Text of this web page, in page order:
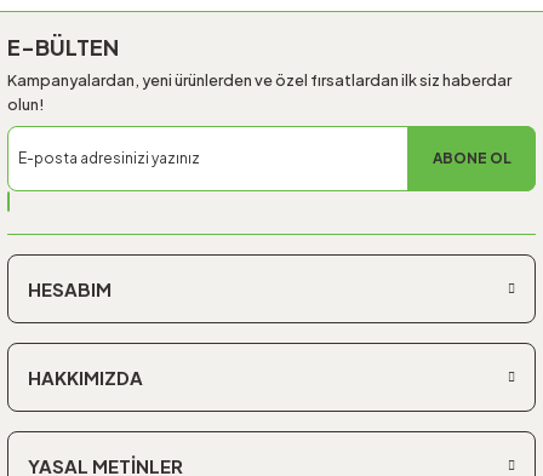
E-BÜLTEN
Kampanyalardan, yeni ürünlerden ve özel fırsatlardan ilk siz haberdar
olun!
ABONE OL
HESABIM
HAKKIMIZDA
YASAL METİNLER